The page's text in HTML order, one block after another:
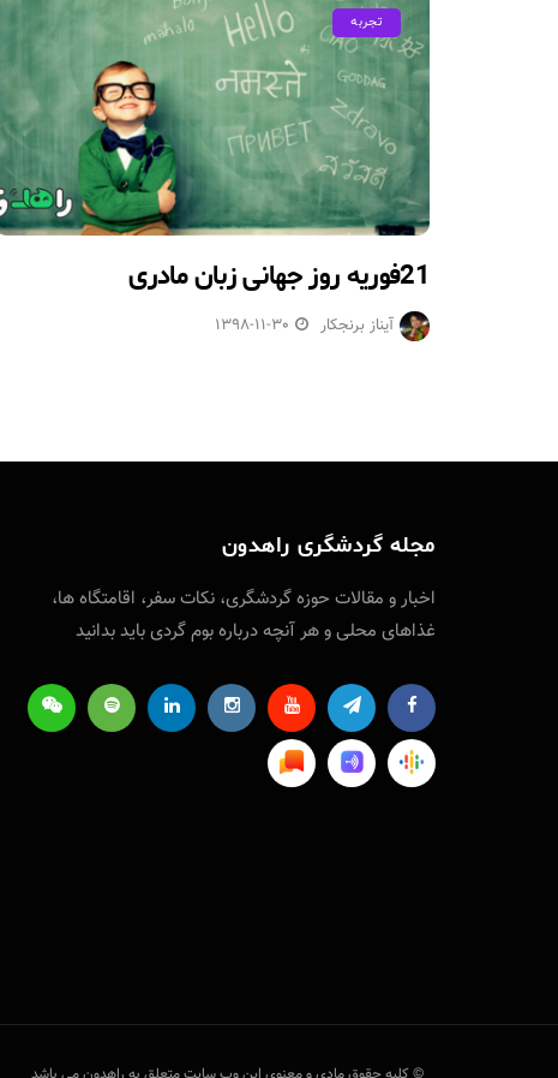
تجربه
21فوریه روز جهانی زبان مادری
آیناز برنجکار 1398-11-30
مجله گردشگری راهدون
اخبار و مقالات حوزه‌ گردشگری، نکات سفر‌، اقامتگاه ها،
غذاهای محلی و هر آنچه درباره بوم گردی باید بدانید